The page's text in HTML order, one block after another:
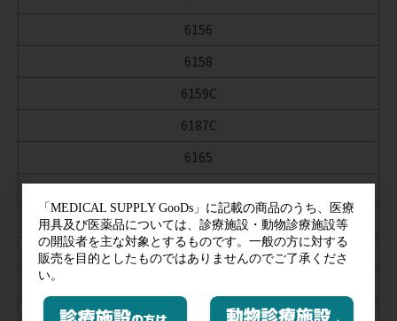
6156
6158
6159C
6187C
6165
6205
6163
6168